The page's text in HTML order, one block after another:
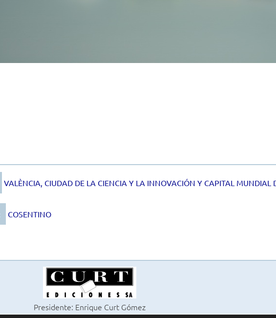
VALÈNCIA, CIUDAD DE LA CIENCIA Y LA INNOVACIÓN Y CAPITAL MUNDIAL
COSENTINO
Presidente: Enrique Curt Gómez